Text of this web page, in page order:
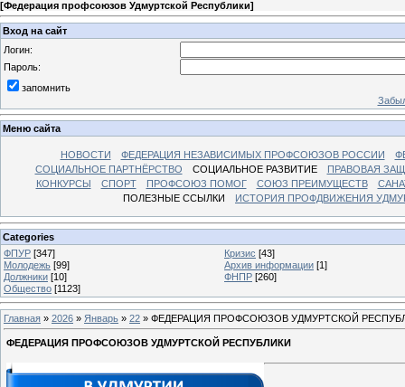
[Федерация профсоюзов Удмуртской Республики]
Вход на сайт
Логин:
Пароль:
запомнить
Меню сайта
НОВОСТИ ФЕДЕРАЦИЯ НЕЗАВИСИМЫХ ПРОФСОЮЗОВ РОССИИ
СОЦИАЛЬНОЕ ПАРТНЁРСТВО
СОЦИАЛЬНОЕ РАЗВИТИЕ
ПРАВОВАЯ
КОНКУРСЫ
СПОРТ ПРОФСОЮЗ ПОМОГ СОЮЗ ПРЕИМУЩЕСТВ
ПОЛЕЗНЫЕ ССЫЛКИ
ИСТОРИЯ ПРОФДВИЖЕНИЯ
Categories
ФПУР [347] Кризис [43]
Молодежь [99] Архив информации [1]
Должники [10] ФНПР [260]
Общество [1123]
Главная » 2026 » Январь » 22 » ФЕДЕРАЦИЯ ПРОФСОЮЗОВ УДМУРТСКОЙ
ФЕДЕРАЦИЯ ПРОФСОЮЗОВ УДМУРТСКОЙ РЕСПУБЛИКИ